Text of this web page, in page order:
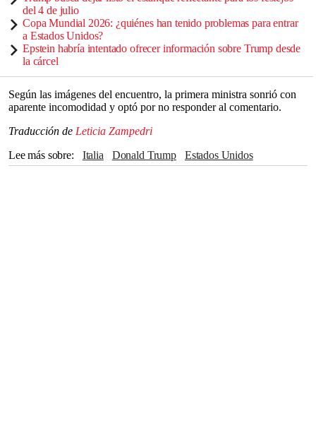
del 4 de julio
Copa Mundial 2026: ¿quiénes han tenido problemas para entrar
a Estados Unidos?
Epstein habría intentado ofrecer información sobre Trump desde
la cárcel
Según las imágenes del encuentro, la primera ministra sonrió con
aparente incomodidad y optó por no responder al comentario.
Traducción de Leticia Zampedri
Lee más sobre
Italia Donald Trump
Estados Unidos